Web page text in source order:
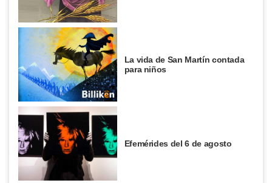
La vida de San Martín contada
para niños
Efemérides del 6 de agosto